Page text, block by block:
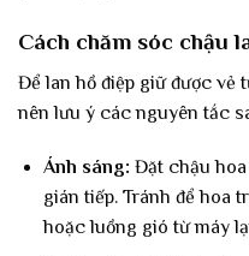
Cách chăm sóc chậu
Để lan hồ điệp giữ được vẻ
nên lưu ý các nguyên tắc
Ánh sáng: Đặt chậu
gián tiếp. Tránh để hoa
hoặc luồng gió từ máy